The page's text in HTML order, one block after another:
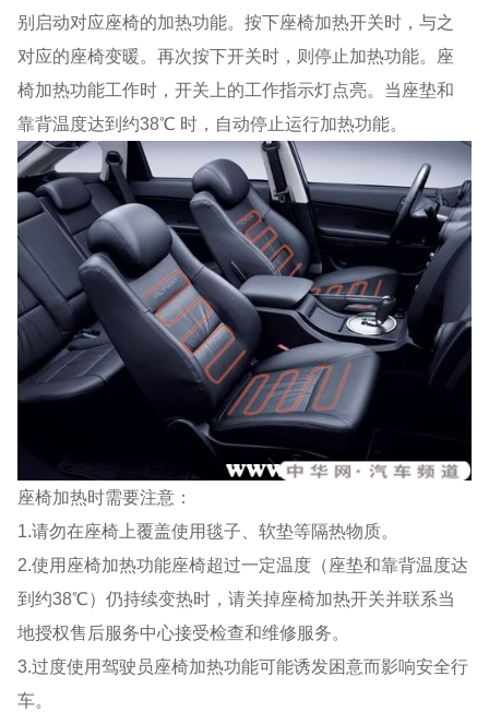
别启动对应座椅的加热功能。按下座椅加热开关时，与之
对应的座椅变暖。再次按下开关时，则停止加热功能。座
椅加热功能工作时，开关上的工作指示灯点亮。当座垫和
靠背温度达到约38℃ 时，自动停止运行加热功能。
座椅加热时需要注意：
1.请勿在座椅上覆盖使用毯子、软垫等隔热物质。
2.使用座椅加热功能座椅超过一定温度（座垫和靠背温度达
到约38℃）仍持续变热时，请关掉座椅加热开关并联系当
地授权售后服务中心接受检查和维修服务。
3.过度使用驾驶员座椅加热功能可能诱发困意而影响安全行
车。